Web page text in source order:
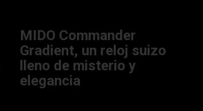
MIDO Commander
Gradient, un reloj suizo
lleno de misterio y
elegancia